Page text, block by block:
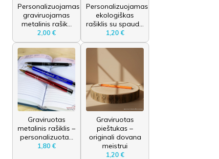
Personalizuojamas
graviruojamas
metalinis rašik...
2,00 €
Personalizuojamas
ekologiškas
rašiklis su spaud...
1,20 €
Graviruotas
metalinis rašiklis –
personalizuota...
1,80 €
Graviruotas
pieštukas –
originali dovana
meistrui
1,20 €